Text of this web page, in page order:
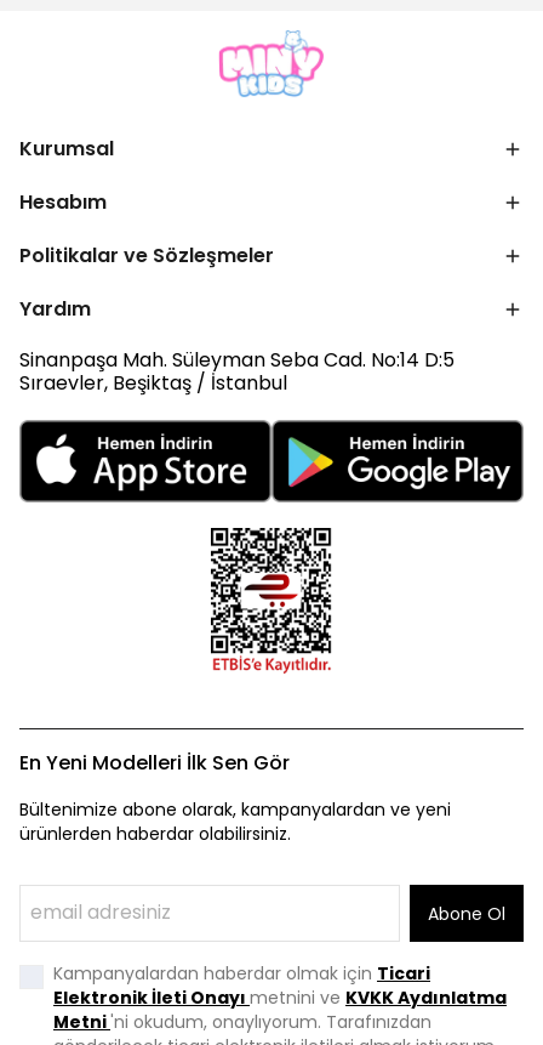
Kurumsal
Hesabım
Politikalar ve Sözleşmeler
Yardım
Sinanpaşa Mah. Süleyman Seba Cad. No:14 D:5
Sıraevler, Beşiktaş / İstanbul
En Yeni Modelleri İlk Sen Gör
Bültenimize abone olarak, kampanyalardan ve yeni
ürünlerden haberdar olabilirsiniz.
Abone Ol
Kampanyalardan haberdar olmak için Ticari
Elektronik İleti Onayı metnini ve KVKK Aydınlatma
Metni'ni okudum, onaylıyorum. Tarafınızdan